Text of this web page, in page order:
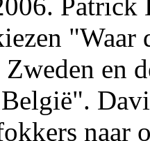
Patrick
"Waar
en
naar